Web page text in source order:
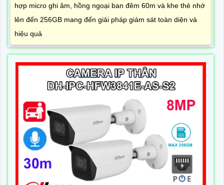
hợp micro ghi âm, hồng ngoại ban đêm 60m và khe thẻ nhớ
lên đến 256GB mang đến giải pháp giám sát toàn diện và
hiệu quả